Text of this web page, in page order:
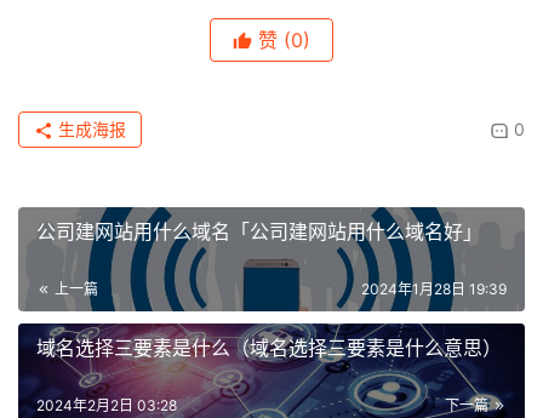
赞 (0)
0
生成海报
公司建网站用什么域名「公司建网站用什么域名好」
上一篇 2024年1月28日 19:39
域名选择三要素是什么（域名选择三要素是什么意思）
下一篇
2024年2月2日 03:28